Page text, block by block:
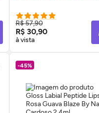
À SACOLA
R$ 57,90
R$ 30,90
à vista
COMPRE AGORA ❯
-45%